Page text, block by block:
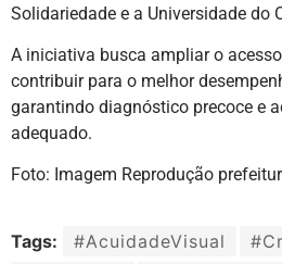
Solidariedade e a Universidade do
A iniciativa busca ampliar o
contribuir para o melhor
garantindo diagnóstico precoce e
adequado.
Foto: Imagem Reprodução
Tags: #AcuidadeVisual